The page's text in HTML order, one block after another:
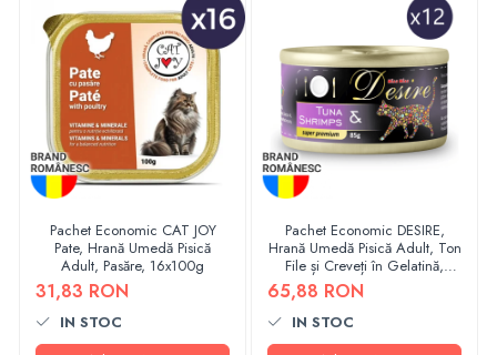
Pachet Economic CAT JOY
Pate, Hrană Umedă Pisică
Adult, Pasăre, 16x100g
31,83 RON
IN STOC
Pachet Economic DESIRE,
Hrană Umedă Pisică Adult, Ton
File și Creveți în Gelatină,
12x85g
65,88 RON
IN STOC